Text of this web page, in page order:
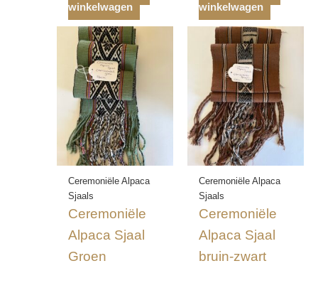
winkelwagen
winkelwagen
Ceremoniële Alpaca
Sjaals
Ceremoniële
Alpaca Sjaal
Groen
Ceremoniële Alpaca
Sjaals
Ceremoniële
Alpaca Sjaal
bruin-zwart